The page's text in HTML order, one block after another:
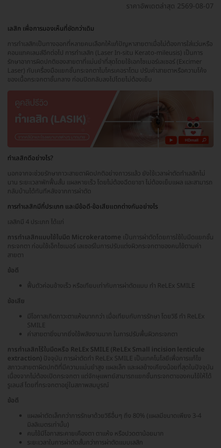
ราคาอัพเดตล่าสุด 2569-08-07
เลสิก เพื่อการมองเห็นที่ชัดกว่าเดิม
การทำเลสิกเป็นทางออกที่หลายคนเลือกให้แก้ปัญหาสายตาเมื่อไม่ต้องการใส่แว่นหรือ
คอนแทคเลนส์อีกต่อไป การทำเลสิก (Laser In-situ Kerato-mileusis) เป็นการ
รักษาอาการผิดปกติของสายตาที่แม่นยำที่สุดโดยใช้เอกไซเมอร์เลเซอร์ (Excimer
Laser) กับเครื่องมือแยกชั้นกระจกตาไมโครเคอราโตม ปรับค่าสายตาหรือความโค้ง
ของเนื้อกระจกตาชั้นกลาง ก่อนปิดกลับลงไปโดยไม่ต้องเย็บ
ทำเลสิกดีอย่างไร?
นอกจากจะช่วยรักษาภาวะสายตาผิดปกติอย่างถาวรแล้ว ยังใช้เวลาผ่าตัดทำเลสิกไม่
นาน ระยะเวลาพักฟื้นสั้น แผลหายเร็ว โดยไม่ต้องฉีดยาชา ไม่ต้องเย็บแผล และสามารถ
กลับบ้านได้ทันทีหลังจากการผ่าตัด
การทำเลสิกมีกี่ประเภท และมีข้อดี-ข้อเสียแตกต่างกันอย่างไร
เลสิกมี 4 ประเภท ได้แก่
การทำเลสิกแบบใช้ใบมีด Microkeratome เป็นการผ่าตัดโดยการใช้ใบมีดแยกชั้น
กระจกตา ก่อนใช้เอ็กไซเมอร์ เลเซอร์ในการปรับแต่งผิวกระจกตาของคนไข้ตามค่า
สายตา
ข้อดี
ฟื้นตัวค่อนข้างเร็ว หรือเทียบเท่ากับการผ่าตัดแบบ ทำ ReLEx SMILE
ข้อเสีย
มีโอกาสเกิดภาวะตาแห้งมากกว่า เมื่อเทียบกับการรักษา โดยวิธี ทำ ReLEx
SMILE
ค่าสายตายิ่งมากยิ่งใช้พลังงานมาก ในการปรับพื้นผิวกระจกตา
การทำเลสิกไร้ใบมีดหรือ ReLEx SMILE (ReLEx Small incision lenticule
extraction) ปัจจุบัน การผ่าตัดทำ ReLEx SMILE เป็นเทคโนโลยีเพื่อการแก้ไข
สภาวะสายตาผิดปกติที่มีความแม่นยำสูง แผลเล็ก และผลข้างเคียงน้อยที่สุดในปัจจุบัน
เนื่องจากไม่ต้องเปิดกระจกตา แต่จักษุแพทย์สามารถแยกชั้นกระจกตาของคนไข้ให้ได้
รูเลนส์ โดยที่กระจกตาอยู่ในสภาพสมบูรณ์
ข้อดี
แผลผ่าตัดเล็กกว่าการรักษาด้วยวิธีอื่นๆ ถึง 80% (แผลมีขนาดเพียง 3-4
มิลลิเมตรเท่านั้น)
คนไข้มีโอกาสระคายเคืองตา ตาแห้ง หรือปวดตาน้อยมาก
ระยะเวลาในการผ่าตัดสั้นกว่าการผ่าตัดแบบเลสิก